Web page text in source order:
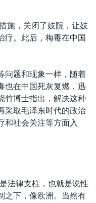
施，关闭了妓院，让妓
疗。此后，梅毒在中国
问题和现象一样，随着
也在中国死灰复燃，迅
竹博士指出，解决这种
采取毛泽东时代的政治
和社会关注等方面入
法律支柱，也就是说性
之下，像欧洲。当然有